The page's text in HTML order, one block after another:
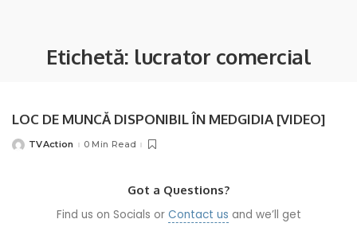
Etichetă: lucrator comercial
LOC DE MUNCĂ DISPONIBIL ÎN MEDGIDIA [VIDEO]
PostedTVAction 0 Min Read
Got a Questions?
Find us on Socials or Contact us and we’ll get